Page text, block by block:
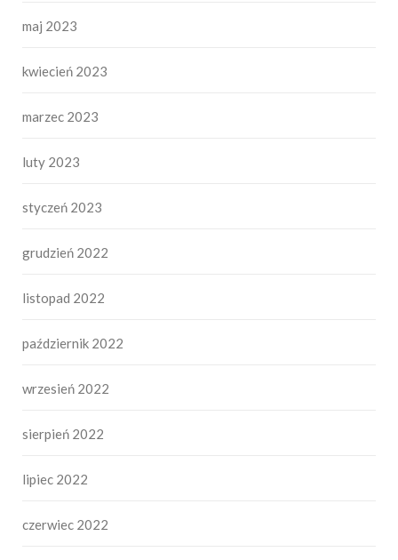
maj 2023
kwiecień 2023
marzec 2023
luty 2023
styczeń 2023
grudzień 2022
listopad 2022
październik 2022
wrzesień 2022
sierpień 2022
lipiec 2022
czerwiec 2022